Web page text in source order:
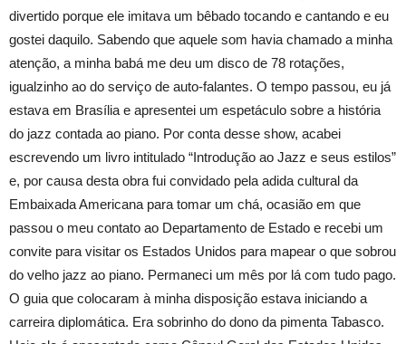
divertido porque ele imitava um bêbado tocando e cantando e eu
gostei daquilo. Sabendo que aquele som havia chamado a minha
atenção, a minha babá me deu um disco de 78 rotações,
igualzinho ao do serviço de auto-falantes. O tempo passou, eu já
estava em Brasília e apresentei um espetáculo sobre a história
do jazz contada ao piano. Por conta desse show, acabei
escrevendo um livro intitulado “Introdução ao Jazz e seus estilos”
e, por causa desta obra fui convidado pela adida cultural da
Embaixada Americana para tomar um chá, ocasião em que
passou o meu contato ao Departamento de Estado e recebi um
convite para visitar os Estados Unidos para mapear o que sobrou
do velho jazz ao piano. Permaneci um mês por lá com tudo pago.
O guia que colocaram à minha disposição estava iniciando a
carreira diplomática. Era sobrinho do dono da pimenta Tabasco.